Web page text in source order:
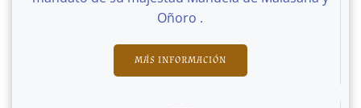
Oñoro .
MÁS INFORMACIÓN